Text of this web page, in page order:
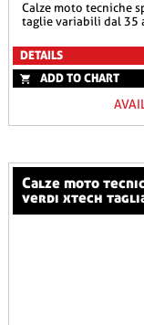
calze moto tecniche sportive invernali nere e arancioni xtech
taglie variabili dal 35
DETAILS
ADD TO CHART
calze moto tecniche sportive invernali compression
verdi xtech